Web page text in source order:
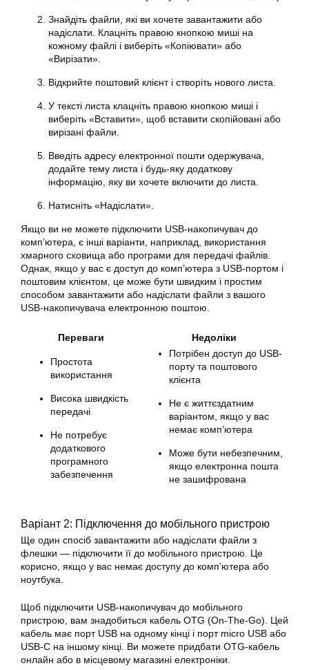
Знайдіть файли, які ви хочете завантажити або
надіслати. Клацніть правою кнопкою миші на
кожному файлі і виберіть «Копіювати» або
«Вирізати».
Відкрийте поштовий клієнт і створіть нового листа.
У тексті листа клацніть правою кнопкою миші і
виберіть «Вставити», щоб вставити скопійовані або
вирізані файли.
Введіть адресу електронної пошти одержувача,
додайте тему листа і будь-яку додаткову
інформацію, яку ви хочете включити до листа.
Натисніть «Надіслати».
Якщо ви не можете підключити USB-накопичувач до
комп’ютера, є інші варіанти, наприклад, використання
хмарного сховища або програми для передачі файлів.
Однак, якщо у вас є доступ до комп’ютера з USB-портом і
поштовим клієнтом, це може бути швидким і простим
способом завантажити або надіслати файли з вашого
USB-накопичувача електронною поштою.
Переваги Недоліки
Простота
використання
Висока швидкість
передачі
Не потребує
додаткового
програмного
забезпечення
Потрібен доступ до USB-
порту та поштового
клієнта
Не є життєздатним
варіантом, якщо у вас
немає комп’ютера
Може бути небезпечним,
якщо електронна пошта
не зашифрована
Варіант 2: Підключення до мобільного пристрою
Ще один спосіб завантажити або надіслати файли з
флешки — підключити її до мобільного пристрою. Це
корисно, якщо у вас немає доступу до комп’ютера або
ноутбука.
Щоб підключити USB-накопичувач до мобільного
пристрою, вам знадобиться кабель OTG (On-The-Go). Цей
кабель має порт USB на одному кінці і порт micro USB або
USB-C на іншому кінці. Ви можете придбати OTG-кабель
онлайн або в місцевому магазині електроніки.